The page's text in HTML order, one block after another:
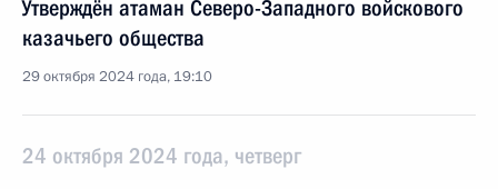
Утверждён атаман Северо-Западного войскового
казачьего общества
29 октября 2024 года, 19:10
24 октября 2024 года, четверг